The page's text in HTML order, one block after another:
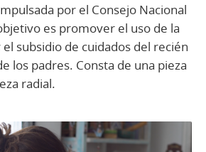
por el Consejo Nacional
es promover el uso de la
subsidio de cuidados del recién
los padres. Consta de una pieza
radial.